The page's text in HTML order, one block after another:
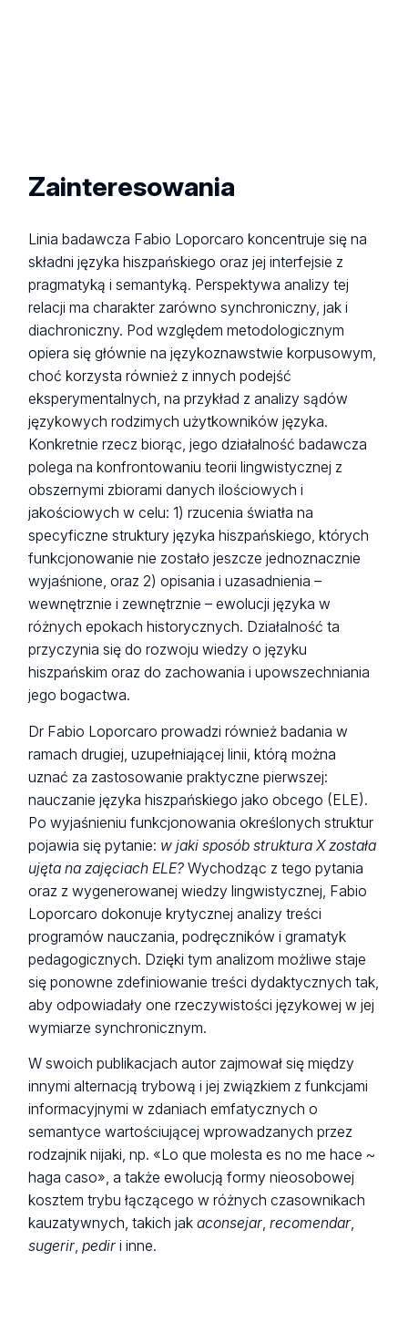
Zainteresowania
Linia badawcza Fabio Loporcaro koncentruje się na
składni języka hiszpańskiego oraz jej interfejsie z
pragmatyką i semantyką. Perspektywa analizy tej
relacji ma charakter zarówno synchroniczny, jak i
diachroniczny. Pod względem metodologicznym
opiera się głównie na językoznawstwie korpusowym,
choć korzysta również z innych podejść
eksperymentalnych, na przykład z analizy sądów
językowych rodzimych użytkowników języka.
Konkretnie rzecz biorąc, jego działalność badawcza
polega na konfrontowaniu teorii lingwistycznej z
obszernymi zbiorami danych ilościowych i
jakościowych w celu: 1) rzucenia światła na
specyficzne struktury języka hiszpańskiego, których
funkcjonowanie nie zostało jeszcze jednoznacznie
wyjaśnione, oraz 2) opisania i uzasadnienia –
wewnętrznie i zewnętrznie – ewolucji języka w
różnych epokach historycznych. Działalność ta
przyczynia się do rozwoju wiedzy o języku
hiszpańskim oraz do zachowania i upowszechniania
jego bogactwa.
Dr Fabio Loporcaro prowadzi również badania w
ramach drugiej, uzupełniającej linii, którą można
uznać za zastosowanie praktyczne pierwszej:
nauczanie języka hiszpańskiego jako obcego (ELE).
Po wyjaśnieniu funkcjonowania określonych struktur
pojawia się pytanie: w jaki sposób struktura X została
ujęta na zajęciach ELE?Wychodząc z tego pytania
oraz z wygenerowanej wiedzy lingwistycznej, Fabio
Loporcaro dokonuje krytycznej analizy treści
programów nauczania, podręczników i gramatyk
pedagogicznych. Dzięki tym analizom możliwe staje
się ponowne zdefiniowanie treści dydaktycznych tak,
aby odpowiadały one rzeczywistości językowej w jej
wymiarze synchronicznym.
W swoich publikacjach autor zajmował się między
innymi alternacją trybową i jej związkiem z funkcjami
informacyjnymi w zdaniach emfatycznych o
semantyce wartościującej wprowadzanych przez
rodzajnik nijaki, np. «Lo que molesta es no me hace ~
haga caso», a także ewolucją formy nieosobowej
kosztem trybu łączącego w różnych czasownikach
kauzatywnych, takich jakaconsejar,recomendar,
sugerir,pedir i inne.